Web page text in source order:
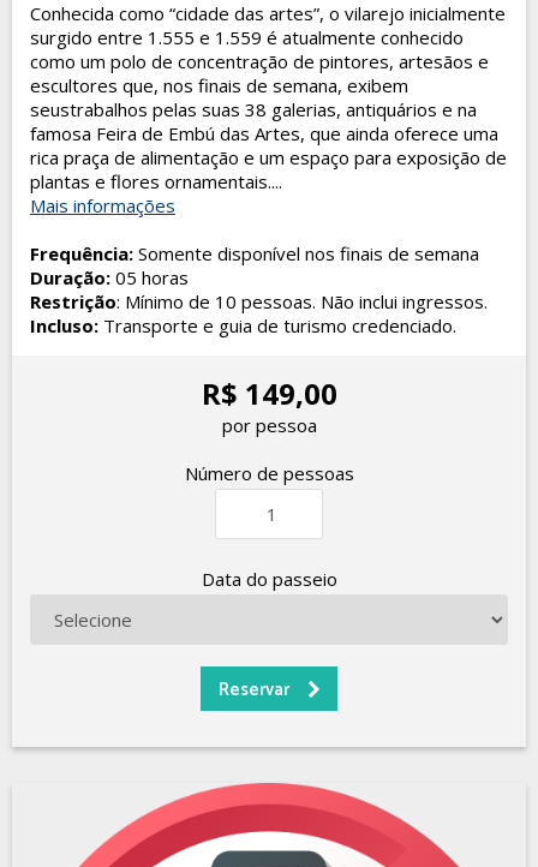
Conhecida como “cidade das artes”, o vilarejo inicialmente
surgido entre 1.555 e 1.559 é atualmente conhecido
como um polo de concentração de pintores, artesãos e
escultores que, nos finais de semana, exibem
seustrabalhos pelas suas 38 galerias, antiquários e na
famosa Feira de Embú das Artes, que ainda oferece uma
rica praça de alimentação e um espaço para exposição de
plantas e flores ornamentais....
Mais informações
Frequência: Somente disponível nos finais de semana
Duração: 05 horas
Restrição: Mínimo de 10 pessoas. Não inclui ingressos.
Incluso: Transporte e guia de turismo credenciado.
R$ 149,00
por pessoa
Número de pessoas
Data do passeio